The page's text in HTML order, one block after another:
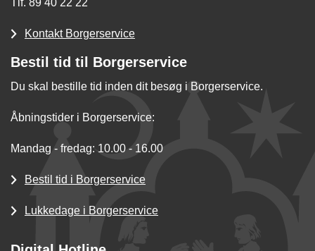
Tlf. 89 40 22 22
Kontakt Borgerservice
Bestil tid til Borgerservice
Du skal bestille tid inden dit besøg i Borgerservice.
Åbningstider i Borgerservice:
Mandag - fredag: 10.00 - 16.00
Bestil tid i Borgerservice
Lukkedage i Borgerservice